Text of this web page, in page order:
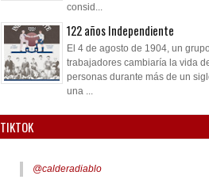
consid...
122 años Independiente
El 4 de agosto de 1904, un
trabajadores cambiaría la vida
personas durante más de un
una ...
TIKTOK
@calderadiablo